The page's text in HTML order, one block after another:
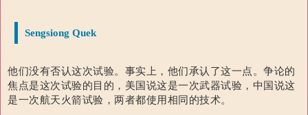
Sengsiong Quek
他们没有否认这次试验。 事实上，他们承认了这一点。争论的
焦点是这次试验的目的，美国说这是一次武器试验，中国说这
是一次航天火箭试验，两者都使用相同的技术。